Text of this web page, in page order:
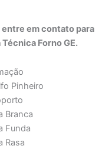
em contato para
Forno GE.
Pinheiro
Branca
Funda
Rasa